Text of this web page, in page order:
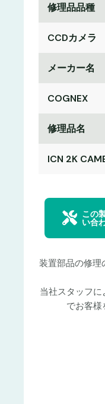
修理品品種
CCDカメラ
メーカー名
COGNEX
修理品名
ICN 2K
この
い合
装置部品の修理
当社スタッフ
でお客様